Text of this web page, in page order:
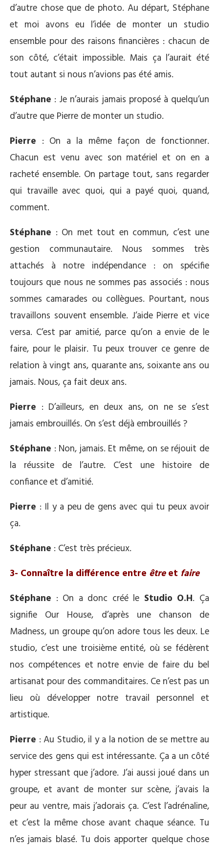
d’autre chose que de photo. Au départ, Stéphane
et moi avons eu l’idée de monter un studio
ensemble pour des raisons financières : chacun de
son côté, c’était impossible. Mais ça l’aurait été
tout autant si nous n’avions pas été amis.
Stéphane : Je n’aurais jamais proposé à quelqu’un
d’autre que Pierre de monter un studio.
Pierre : On a la même façon de fonctionner.
Chacun est venu avec son matériel et on en a
racheté ensemble. On partage tout, sans regarder
qui travaille avec quoi, qui a payé quoi, quand,
comment.
Stéphane : On met tout en commun, c’est une
gestion communautaire. Nous sommes très
attachés à notre indépendance : on spécifie
toujours que nous ne sommes pas associés : nous
sommes camarades ou collègues. Pourtant, nous
travaillons souvent ensemble. J’aide Pierre et vice
versa. C’est par amitié, parce qu’on a envie de le
faire, pour le plaisir. Tu peux trouver ce genre de
relation à vingt ans, quarante ans, soixante ans ou
jamais. Nous, ça fait deux ans.
Pierre : D’ailleurs, en deux ans, on ne se s’est
jamais embrouillés. On s’est déjà embrouillés ?
Stéphane : Non, jamais. Et même, on se réjouit de
la réussite de l’autre. C’est une histoire de
confiance et d’amitié.
Pierre : Il y a peu de gens avec qui tu peux avoir
ça.
Stéphane : C’est très précieux.
3- Connaître la différence entre êtreet faire
Stéphane : On a donc créé le Studio O.H. Ça
signifie Our House, d’après une chanson de
Madness, un groupe qu’on adore tous les deux. Le
studio, c’est une troisième entité, où se fédèrent
nos compétences et notre envie de faire du bel
artisanat pour des commanditaires. Ce n’est pas un
lieu où développer notre travail personnel et
artistique.
Pierre : Au Studio, il y a la notion de se mettre au
service des gens qui est intéressante. Ça a un côté
hyper stressant que j’adore. J’ai aussi joué dans un
groupe, et avant de monter sur scène, j’avais la
peur au ventre, mais j’adorais ça. C’est l’adrénaline,
et c’est la même chose avant chaque séance. Tu
n’es jamais blasé. Tu dois apporter quelque chose